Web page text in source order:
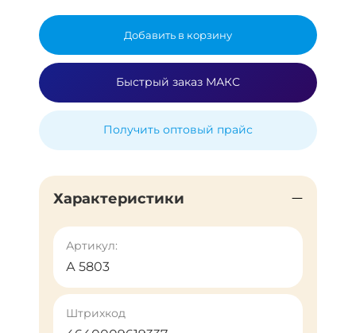
Добавить в корзину
Быстрый заказ МАКС
Получить оптовый прайс
Характеристики
Артикул:
А 5803
Штрихкод